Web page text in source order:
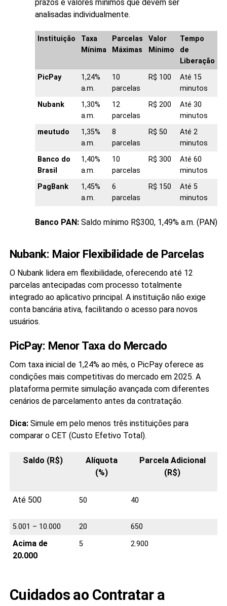
prazos e valores mínimos que devem ser
analisadas individualmente.
Instituição
Taxa
Mínima
Parcelas
Máximas
Valor
Mínimo
Tempo
de
Liberação
PicPay
1,24%
a.m.
10
parcelas
R$ 100
Até 15
minutos
Nubank
1,30%
a.m.
12
parcelas
R$ 200
Até 30
minutos
meutudo
1,35%
a.m.
8
parcelas
R$ 50
Até 2
minutos
Banco do
Brasil
1,40%
a.m.
10
parcelas
R$ 300
Até 60
minutos
PagBank
1,45%
a.m.
6
parcelas
R$ 150
Até 5
minutos
Banco PAN:Saldo mínimo R$300, 1,49% a.m. (PAN)
Nubank: Maior Flexibilidade de Parcelas
O Nubank lidera em flexibilidade, oferecendo até 12
parcelas antecipadas com processo totalmente
integrado ao aplicativo principal. A instituição não exige
conta bancária ativa, facilitando o acesso para novos
usuários.
PicPay: Menor Taxa do Mercado
Com taxa inicial de 1,24% ao mês, o PicPay oferece as
condições mais competitivas do mercado em 2025. A
plataforma permite simulação avançada com diferentes
cenários de parcelamento antes da contratação.
Dica:Simule em pelo menos três instituições para
comparar o CET (Custo Efetivo Total).
Saldo (R$)
Alíquota
(%)
Parcela Adicional
(R$)
Até 500 50 40
5.001 – 10.000 20 650
Acima de
20.000
5 2.900
Cuidados ao Contratar a